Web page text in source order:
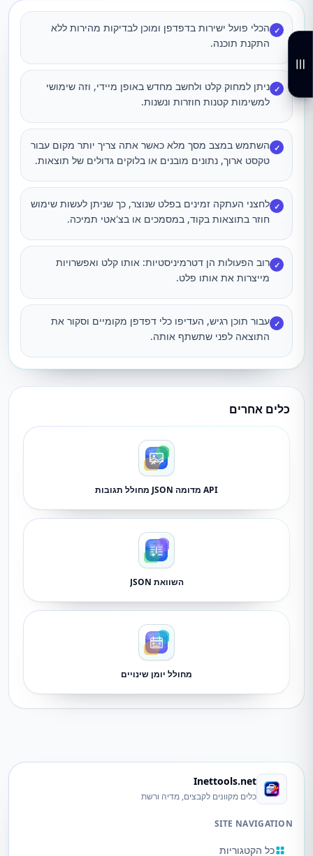
✓ הכלי פועל ישירות בדפדפן ומוכן לבדיקות מהירות ללא
התקנת תוכנה.
✓ ניתן למחוק קלט ולחשב מחדש באופן מיידי, וזה שימושי
למשימות קטנות חוזרות ונשנות.
✓ השתמש במצב מסך מלא כאשר אתה צריך יותר מקום עבור
טקסט ארוך, נתונים מובנים או בלוקים גדולים של תוצאות.
✓ לחצני העתקה זמינים בפלט שנוצר, כך שניתן לעשות שימוש
חוזר בתוצאות בקוד, במסמכים או בצ'אטי תמיכה.
✓ רוב הפעולות הן דטרמיניסטיות: אותו קלט ואפשרויות
מייצרות את אותו פלט.
✓ עבור תוכן רגיש, העדיפו כלי דפדפן מקומיים וסקור את
התוצאה לפני שתשתף אותה.
כלים אחרים
API מדומה JSON מחולל תגובות
השוואת JSON
מחולל יומן שינויים
Inettools.net
כלים מקוונים לקבצים, מדיה ורשת
SITE NAVIGATION
כל הקטגוריות